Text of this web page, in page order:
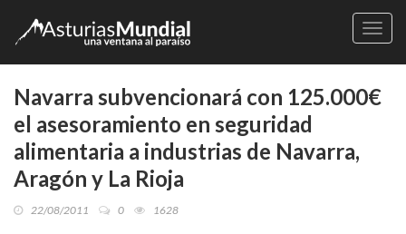
Navarra subvencionará con 125.000€
el asesoramiento en seguridad
alimentaria a industrias de Navarra,
Aragón y La Rioja
22/08/2011 0 1628